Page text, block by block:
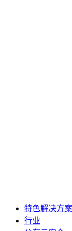
特色解决方案
行业